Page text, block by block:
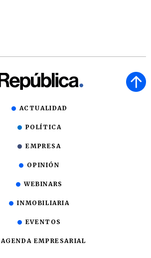
ACTUALIDAD
POLÍTICA
EMPRESA
OPINIÓN
WEBINARS
INMOBILIARIA
EVENTOS
AGENDA EMPRESARIAL